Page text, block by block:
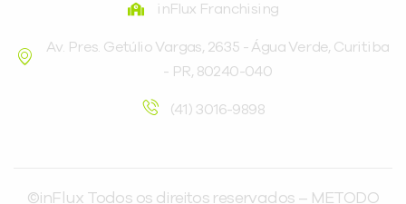
inFlux Franchising
Av. Pres. Getúlio Vargas, 2635 - Água Verde, Curitiba
- PR, 80240-040
(41) 3016-9898
©inFlux Todos os direitos reservados – METODO